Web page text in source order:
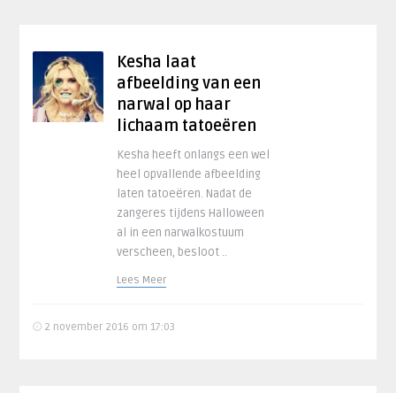
Kesha laat
afbeelding van een
narwal op haar
lichaam tatoeëren
Kesha heeft onlangs een wel
heel opvallende afbeelding
laten tatoeëren. Nadat de
zangeres tijdens Halloween
al in een narwalkostuum
verscheen, besloot ..
Lees Meer
2 november 2016 om 17:03